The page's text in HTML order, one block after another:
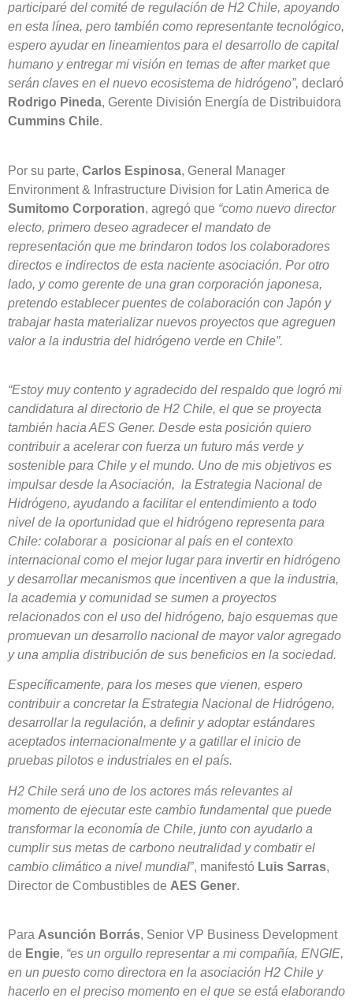
participaré del comité de regulación de H2 Chile, apoyando
en esta línea, pero también como representante tecnológico,
espero ayudar en lineamientos para el desarrollo de capital
humano y entregar mi visión en temas de after market que
serán claves en el nuevo ecosistema de hidrógeno”, declaró
Rodrigo Pineda, Gerente División Energía de Distribuidora
Cummins Chile.
Por su parte, Carlos Espinosa, General Manager
Environment & Infrastructure Division for Latin America de
Sumitomo Corporation, agregó que “como nuevo director
electo, primero deseo agradecer el mandato de
representación que me brindaron todos los colaboradores
directos e indirectos de esta naciente asociación. Por otro
lado, y como gerente de una gran corporación japonesa,
pretendo establecer puentes de colaboración con Japón y
trabajar hasta materializar nuevos proyectos que agreguen
valor a la industria del hidrógeno verde en Chile”.
“Estoy muy contento y agradecido del respaldo que logró mi
candidatura al directorio de H2 Chile, el que se proyecta
también hacia AES Gener. Desde esta posición quiero
contribuir a acelerar con fuerza un futuro más verde y
sostenible para Chile y el mundo. Uno de mis objetivos es
impulsar desde la Asociación, la Estrategia Nacional de
Hidrógeno, ayudando a facilitar el entendimiento a todo
nivel de la oportunidad que el hidrógeno representa para
Chile: colaborar a posicionar al país en el contexto
internacional como el mejor lugar para invertir en hidrógeno
y desarrollar mecanismos que incentiven a que la industria,
la academia y comunidad se sumen a proyectos
relacionados con el uso del hidrógeno, bajo esquemas que
promuevan un desarrollo nacional de mayor valor agregado
y una amplia distribución de sus beneficios en la sociedad.
Específicamente, para los meses que vienen, espero
contribuir a concretar la Estrategia Nacional de Hidrógeno,
desarrollar la regulación, a definir y adoptar estándares
aceptados internacionalmente y a gatillar el inicio de
pruebas pilotos e industriales en el país.
H2 Chile será uno de los actores más relevantes al
momento de ejecutar este cambio fundamental que puede
transformar la economía de Chile, junto con ayudarlo a
cumplir sus metas de carbono neutralidad y combatir el
cambio climático a nivel mundial”, manifestó Luis Sarras,
Director de Combustibles de AES Gener.
Para Asunción Borrás, Senior VP Business Development
de Engie, “es un orgullo representar a mi compañía, ENGIE,
en un puesto como directora en la asociación H2 Chile y
hacerlo en el preciso momento en el que se está elaborando